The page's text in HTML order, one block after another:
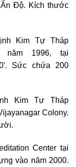
Độ. Kích thước
Kim Tự Tháp
năm 1996, tại
Sức chứa 200
Kim Tự Tháp
Colony.
Center tại
vào năm 2000.